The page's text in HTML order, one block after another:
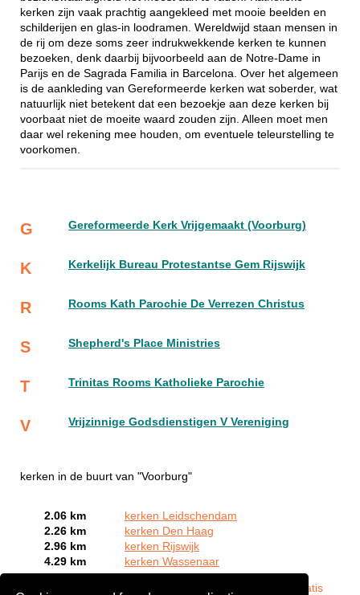
kerken zijn vaak prachtig aangekleed met mooie beelden en
schilderijen en glas-in loodramen. Wereldwijd staan mensen in
de rij om deze soms zeer indrukwekkende kerken te kunnen
bezoeken, denk daarbij bijvoorbeeld aan de Notre-Dame in
Parijs en de Sagrada Familia in Barcelona. Over het algemeen
is de aankleding van Gereformeerde kerken wat soberder, wat
natuurlijk niet betekent dat een bezoekje aan deze kerken bij
voorbaat niet de moeite waard zouden zijn. Alleen moet men
daar wel rekening mee houden, om eventuele teleurstelling te
voorkomen.
G Gereformeerde Kerk Vrijgemaakt (Voorburg)
K Kerkelijk Bureau Protestantse Gem Rijswijk
R Rooms Kath Parochie De Verrezen Christus
S Shepherd's Place Ministries
T Trinitas Rooms Katholieke Parochie
V Vrijzinnige Godsdienstigen V Vereniging
kerken in de buurt van "Voorburg"
2.06 km
kerken Leidschendam
2.26 km
kerken Den Haag
2.96 km
kerken Rijswijk
4.29 km
kerken Wassenaar
Meld een bedrijf gratis